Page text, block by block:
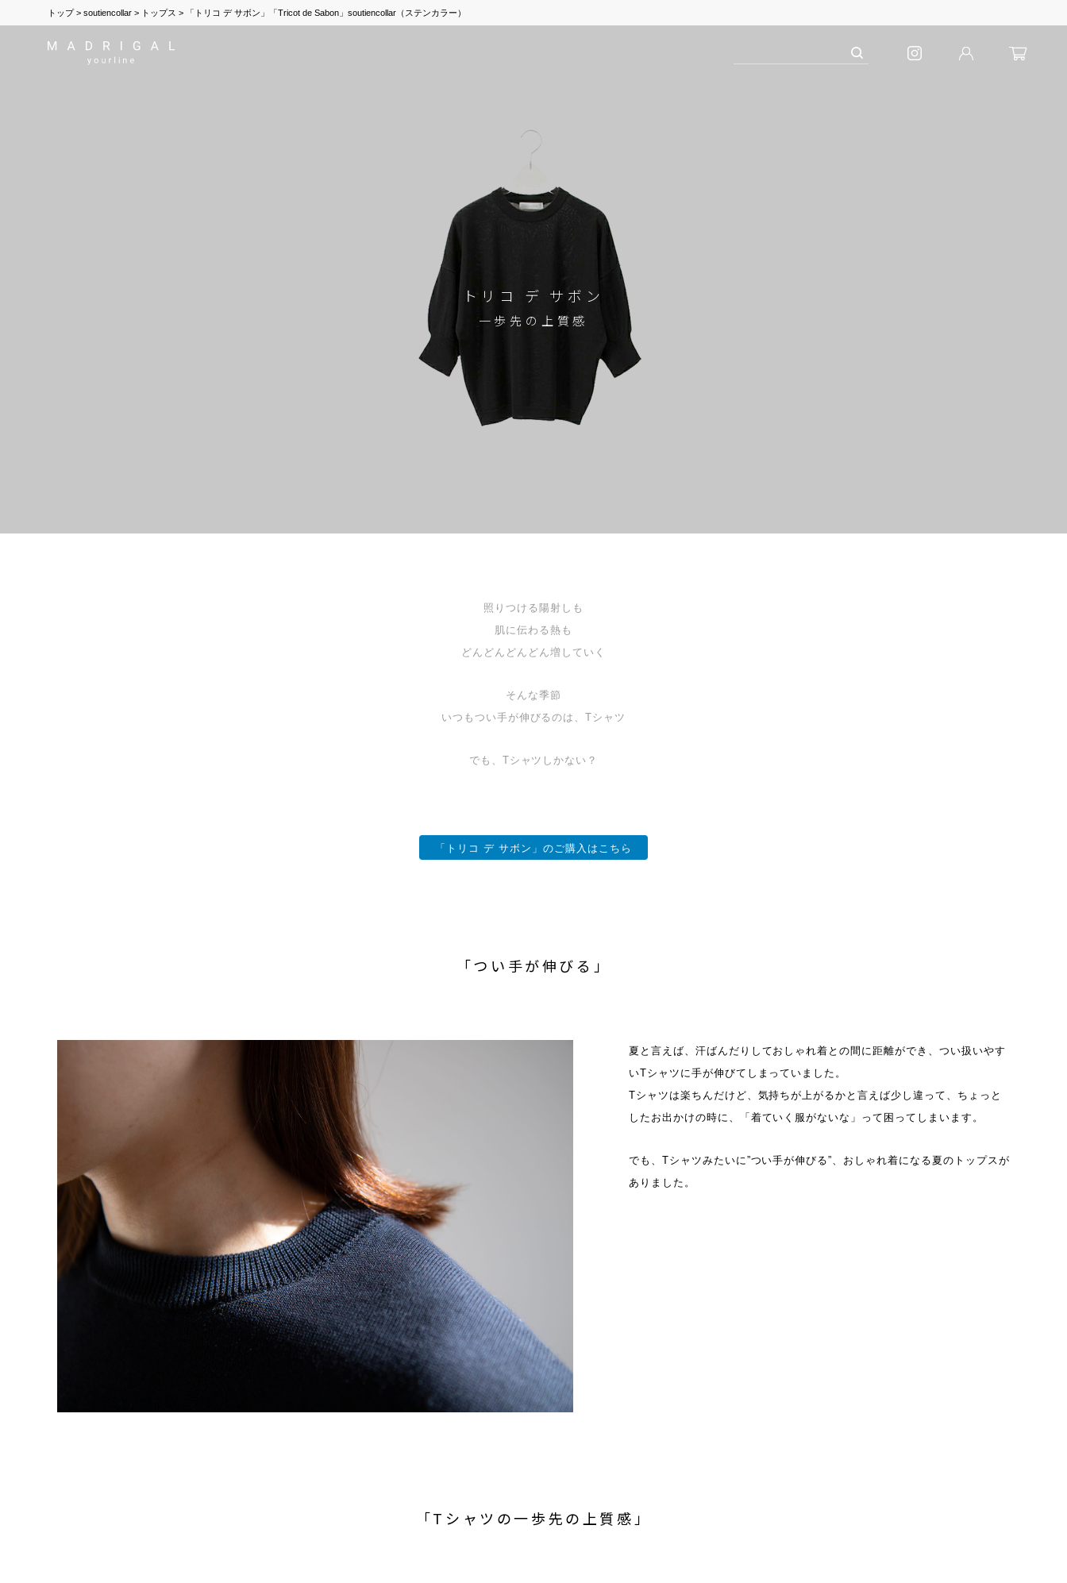
トップ soutiencollar トップス 「トリコ デ サボン」「Tricot de Sabon」soutiencollar（ステンカラー）
トリコ デ サボン
一歩先の上質感
照りつける陽射しも
肌に伝わる熱も
どんどんどんどん増していく
そんな季節
いつもつい手が伸びるのは、Tシャツ
でも、Tシャツしかない？
「トリコ デ サボン」のご購入はこちら
「つい手が伸びる」
夏と言えば、汗ばんだりしておしゃれ着との間に距離ができ、つい扱いやす
いTシャツに手が伸びてしまっていました。
Tシャツは楽ちんだけど、気持ちが上がるかと言えば少し違って、ちょっと
したお出かけの時に、「着ていく服がないな」って困ってしまいます。
でも、Tシャツみたいに”つい手が伸びる”、おしゃれ着になる夏のトップスが
ありました。
「Tシャツの一歩先の上質感」